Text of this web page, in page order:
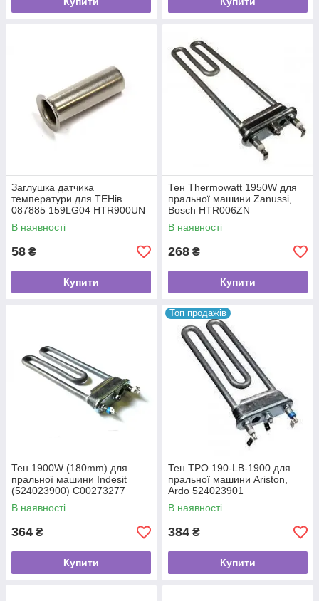
Заглушка датчика
температури для ТЕНів
087885 159LG04 HTR900UN
В наявності
58 ₴
Купити
Тен Thermowatt 1950W для
пральної машини Zanussi,
Bosch HTR006ZN
В наявності
268 ₴
Купити
Тен 1900W (180mm) для
пральної машини Indesit
(524023900) C00273277
В наявності
364 ₴
Купити
Топ продажів
Тен TPO 190-LB-1900 для
пральної машини Ariston,
Ardo 524023901
В наявності
384 ₴
Купити